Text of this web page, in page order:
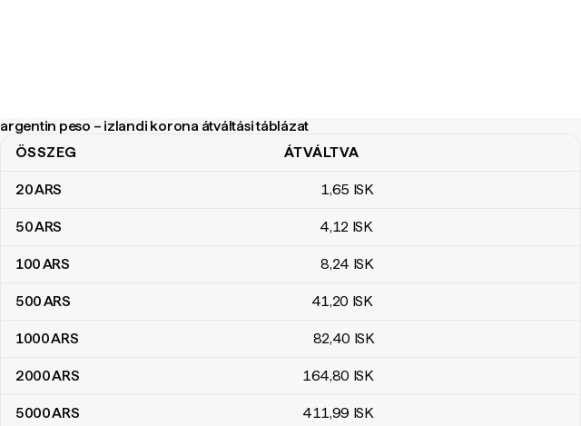
argentin peso – izlandi korona átváltási táblázat
argentin peso – izlandi korona átváltási táblázat
ÖSSZEG ÁTVÁLTVA
20ARS 1,65 ISK
50ARS 4,12 ISK
100ARS 8,24 ISK
500ARS 41,20 ISK
1000ARS 82,40 ISK
2000ARS 164,80 ISK
5000ARS 411,99 ISK